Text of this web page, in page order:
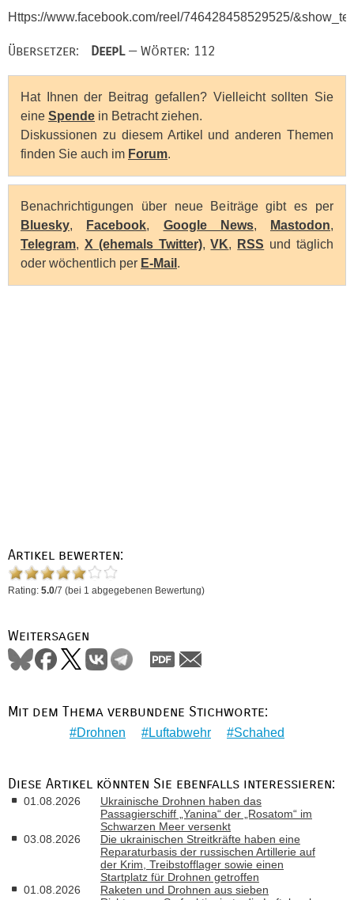
Https://www.facebook.com/reel/746428458529525/
Übersetzer: DeepL— Wörter: 112
Hat Ihnen der Beitrag gefallen? Vielleicht sollten Sie
eine Spende in Betracht ziehen.
Diskussionen zu diesem Artikel und anderen Themen
finden Sie auch im Forum.
Benachrichtigungen über neue Beiträge gibt es per
Bluesky, Facebook, Google News, Mastodon,
Telegram, X (ehemals Twitter),VK, RSS und täglich
oder wöchentlich per E-Mail .
Artikel bewerten:
Rating: 5.0/7 (bei 1 abgegebenen Bewertung)
Weitersagen
Mit dem Thema verbundene Stichworte:
Drohnen Luftabwehr Schahed
Diese Artikel könnten Sie ebenfalls interessieren:
01.08.2026
Ukrainische Drohnen haben das
Passagierschiff „Yanina“ der „Rosatom“ im
Schwarzen Meer versenkt
03.08.2026
Die ukrainischen Streitkräfte haben eine
Reparaturbasis der russischen Artillerie auf
der Krim, Treibstofflager sowie einen
Startplatz für Drohnen getroffen
01.08.2026
Raketen und Drohnen aus sieben